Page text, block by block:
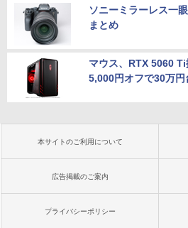
ソニーミラーレス一
まとめ
マウス、RTX 5060
5,000円オフで30万円
本サイトのご利用について
広告掲載のご案内
プライバシーポリシー